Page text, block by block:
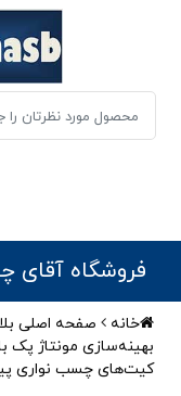
فروشگاه آقای
خانه صفحه اصلی
بهینه‌سازی مونتاژ پک
کیت‌های چسب نواری